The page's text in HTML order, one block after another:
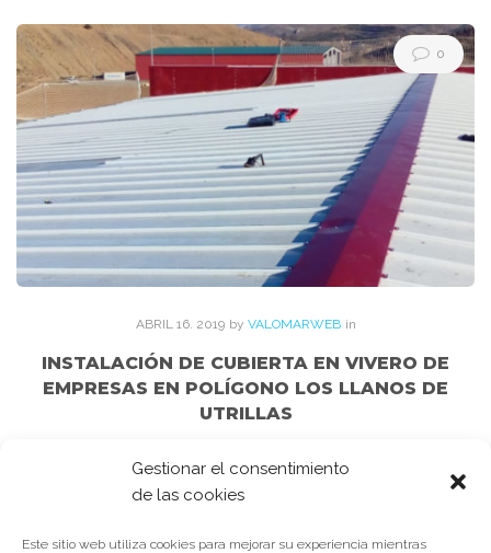
Gestionar el consentimiento
de las cookies
Este sitio web utiliza cookies para mejorar su experiencia mientras
Etiqueta:
ganadera
0
ABRIL16. 2019 by VALOMARWEB in
INSTALACIÓN DE CUBIERTA EN VIVERO DE
EMPRESAS EN POLÍGONO LOS LLANOS DE
UTRILLAS
www.lifecoconstrucciones.com ), nos encargó el montaje de la
En esta ocasión nos…